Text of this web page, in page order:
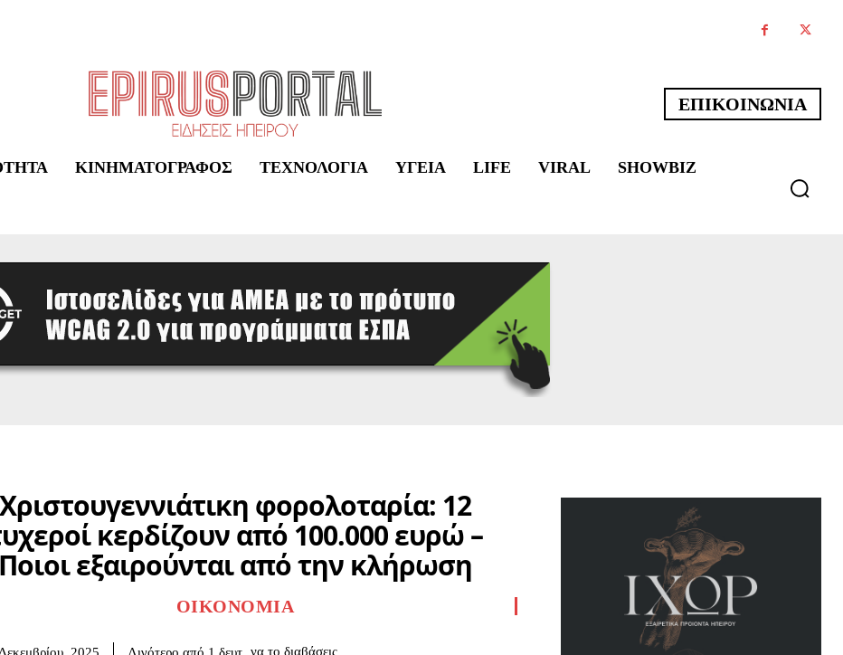
ΕΠΙΚΟΙΝΩΝΙΑ
ΚΙΝΗΜΑΤΟΓΡΆΦΟΣ ΤΕΧΝΟΛΟΓΊΑ ΥΓΕΊΑ LIFE VIRAL SHOWBIZ
Χριστουγεννιάτικη φορολοταρία: 12
κερδίζουν από 100.000 ευρώ –
Ποιοι εξαιρούνται από την κλήρωση
ΟΙΚΟΝΟΜΊΑ
2025 Λιγότερο από 1 δευτ. να το διαβάσεις